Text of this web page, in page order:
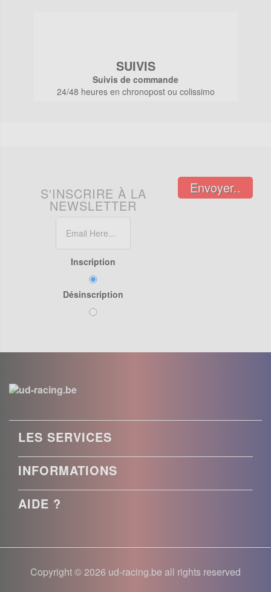
SUIVIS
Suivis de commande
24/48 heures en chronopost ou colissimo
S'INSCRIRE À LA
NEWSLETTER
Inscription
Désinscription
Envoyer..
LES SERVICES
INFORMATIONS
AIDE ?
Copyright © 2026 ud-racing.be all rights reserved